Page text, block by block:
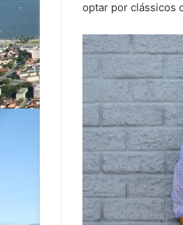
optar por clássicos